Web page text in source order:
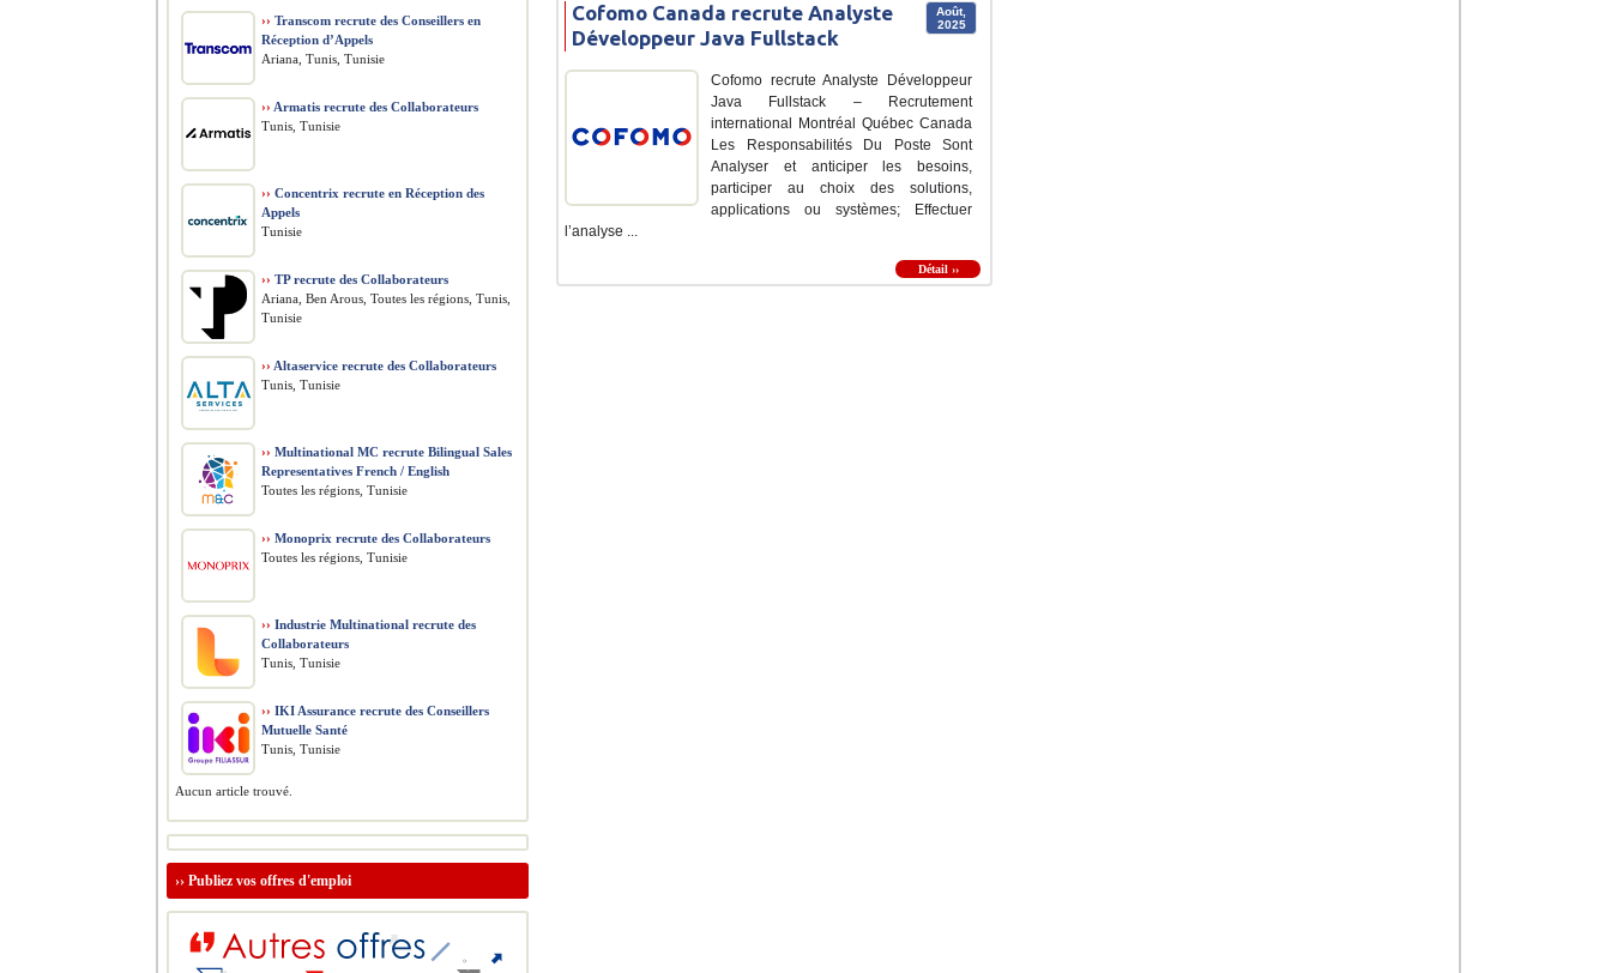
Août,
2025
Cofomo Canada recrute Analyste
Développeur Java Fullstack
Cofomo recrute Analyste Développeur
Java Fullstack – Recrutement
international Montréal Québec Canada
Les Responsabilités Du Poste Sont
Analyser et anticiper les besoins,
participer au choix des solutions,
applications ou systèmes; Effectuer
l’analyse ...
Détail ››
›› Transcom recrute des Conseillers en
Réception d’Appels
Ariana, Tunis, Tunisie
›› Armatis recrute des Collaborateurs
Tunis, Tunisie
›› Concentrix recrute en Réception des
Appels
Tunisie
›› TP recrute des Collaborateurs
Ariana, Ben Arous, Toutes les régions, Tunis,
Tunisie
›› Altaservice recrute des Collaborateurs
Tunis, Tunisie
›› Multinational MC recrute Bilingual Sales
Representatives French / English
Toutes les régions, Tunisie
›› Monoprix recrute des Collaborateurs
Toutes les régions, Tunisie
›› Industrie Multinational recrute des
Collaborateurs
Tunis, Tunisie
›› IKI Assurance recrute des Conseillers
Mutuelle Santé
Tunis, Tunisie
Aucun article trouvé.
›› Publiez vos offres d'emploi